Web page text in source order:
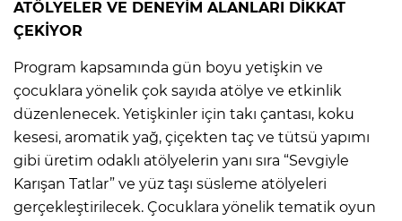
ATÖLYELER VE DENEYİM ALANLARI DİKKAT
ÇEKİYOR
Program kapsamında gün boyu yetişkin ve
çocuklara yönelik çok sayıda atölye ve etkinlik
düzenlenecek. Yetişkinler için takı çantası, koku
kesesi, aromatik yağ, çiçekten taç ve tütsü yapımı
gibi üretim odaklı atölyelerin yanı sıra “Sevgiyle
Karışan Tatlar” ve yüz taşı süsleme atölyeleri
gerçekleştirilecek. Çocuklara yönelik tematik oyun